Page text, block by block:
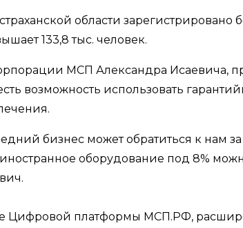
области
133,8 тыс. человек.
МСП Александра
возможность использовать
бизнес может обратиться к нам
оборудование под 8%
Цифровой платформы МСП.РФ,